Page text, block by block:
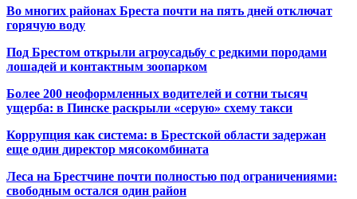
Во многих районах Бреста почти на пять дней отключат
горячую воду
Под Брестом открыли агроусадьбу с редкими породами
лошадей и контактным зоопарком
Более 200 неоформленных водителей и сотни тысяч
ущерба: в Пинске раскрыли «серую» схему такси
Коррупция как система: в Брестской области задержан
еще один директор мясокомбината
Леса на Брестчине почти полностью под ограничениями:
свободным остался один район